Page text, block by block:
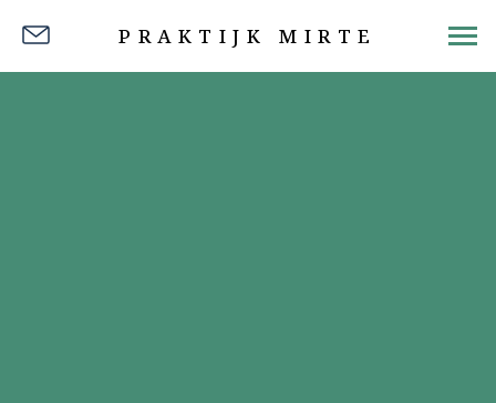
PRAKTIJK MIRTE